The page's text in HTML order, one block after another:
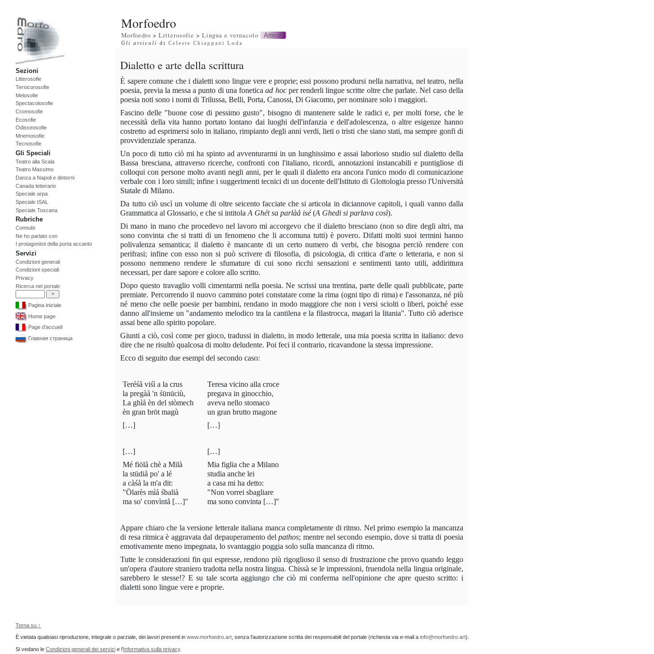
Sezioni
Litterosofie
Tersicorosofie
Melosofie
Spectacolosofie
Cromosofie
Ecosofie
Odisseosofie
Mnemosofie
Tecnosofie
Gli Speciali
Teatro alla Scala
Teatro Massimo
Danza a Napoli e dintorni
Canada letterario
Speciale arpa
Speciale ISAL
Speciale Toscana
Rubriche
Connubi
Ne ho parlato con
I protagonisti della porta accanto
Servizi
Condizioni generali
Condizioni speciali
Privacy
Ricerca nel portale
Pagina iniziale
Home page
Page d’accueil
Главная страница
Morfoedro
Morfoedro >Litterosofie >Lingua e vernacolo Articoli
Gli articoli diCeleste Chiappani Loda
Dialetto e arte della scrittura
È sapere comune che i dialetti sono lingue vere e proprie; essi possono prodursi nella narrativa, nel teatro, nella
poesia, previa la messa a punto di una foneticaad hocper renderli lingue scritte oltre che parlate. Nel caso della
poesia noti sono i nomi di Trilussa, Belli, Porta, Canossi, Di Giacomo, per nominare solo i maggiori.
Fascino delle "buone cose di pessimo gusto", bisogno di mantenere salde le radici e, per molti forse, che le
necessità della vita hanno portato lontano dai luoghi dell'infanzia e dell'adolescenza, o altre esigenze hanno
costretto ad esprimersi solo in italiano, rimpianto degli anni verdi, lieti o tristi che siano stati, ma sempre gonfi di
provvidenziale speranza.
Un poco di tutto ciò mi ha spinto ad avventurarmi in un lunghissimo e assai laborioso studio sul dialetto della
Bassa bresciana, attraverso ricerche, confronti con l'italiano, ricordi, annotazioni instancabili e puntigliose di
colloqui con persone molto avanti negli anni, per le quali il dialetto era ancora l'unico modo di comunicazione
verbale con i loro simili; infine i suggerimenti tecnici di un docente dell'Istituto di Glottologia presso l'Università
Statale di Milano.
Da tutto ciò uscì un volume di oltre seicento facciate che si articola in diciannove capitoli, i quali vanno dalla
Grammatica al Glossario, e che si intitolaA Ghét sa parlàå isé(A Ghedi si parlava così).
Di mano in mano che procedevo nel lavoro mi accorgevo che il dialetto bresciano (non so dire degli altri, ma
sono convinta che si tratti di un fenomeno che li accomuna tutti) è povero. Difatti molti suoi termini hanno
polivalenza semantica; il dialetto è mancante di un certo numero di verbi, che bisogna perciò rendere con
perifrasi; infine con esso non si può scrivere di filosofia, di psicologia, di critica d'arte o letteraria, e non si
possono nemmeno rendere le sfumature di cui sono ricchi sensazioni e sentimenti tanto utili, addirittura
necessari, per dare sapore e colore allo scritto.
Dopo questo travaglio volli cimentarmi nella poesia. Ne scrissi una trentina, parte delle quali pubblicate, parte
premiate. Percorrendo il nuovo cammino potei constatare come la rima (ogni tipo di rima) e l'assonanza, né più
né meno che nelle poesie per bambini, rendano in modo maggiore che non i versi sciolti o liberi, poiché esse
danno all'insieme un "andamento melodico tra la cantilena e la filastrocca, magari la litania". Tutto ciò aderisce
assai bene allo spirito popolare.
Giunti a ciò, così come per gioco, tradussi in dialetto, in modo letterale, una mia poesia scritta in italiano: devo
dire che ne risultò qualcosa di molto deludente. Poi feci il contrario, ricavandone la stessa impressione.
Ecco di seguito due esempi del secondo caso:
Teréśå viśì a la crus
la pregàå 'n śünüciù,
La ghìå èn del stòmech
èn gran bröt magù
[…]
Teresa vicino alla croce
pregava in ginocchio,
aveva nello stomaco
un gran brutto magone
[…]
[…]
Mé fiölå chè a Milà
la stüdiå po' a lé
a càśå la m'a dit:
"Ölarès mìå śbalià
ma so' convìntå […]"
[…]
Mia figlia che a Milano
studia anche lei
a casa mi ha detto:
"Non vorrei sbagliare
ma sono convinta […]"
Appare chiaro che la versione letterale italiana manca completamente di ritmo. Nel primo esempio la mancanza
di resa ritmica è aggravata dal depauperamento delpathos; mentre nel secondo esempio, dove si tratta di poesia
emotivamente meno impegnata, lo svantaggio poggia solo sulla mancanza di ritmo.
Tutte le considerazioni fin qui espresse, rendono più rigoglioso il senso di frustrazione che provo quando leggo
un'opera d'autore straniero tradotta nella nostra lingua. Chissà se le impressioni, fruendola nella lingua originale,
sarebbero le stesse!? E su tale scorta aggiungo che ciò mi conferma nell'opinione che apre questo scritto: i
dialetti sono lingue vere e proprie.
Torna su ↑
È vietata qualsiasi riproduzione, integrale o parziale, dei lavori presenti in www.morfoedro.art , senza l'autorizzazione scritta dei responsabili del portale (richiesta via e-mail a info@morfoedro.art).
Si vedano le Condizioni generali dei servizi e l'Informativa sulla privacy.